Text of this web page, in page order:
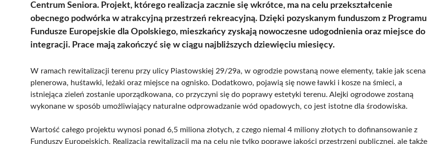
Centrum Seniora. Projekt, którego realizacja zacznie się wkrótce, ma na celu przekształcenie
obecnego podwórka w atrakcyjną przestrzeń rekreacyjną. Dzięki pozyskanym funduszom z Programu
Fundusze Europejskie dla Opolskiego, mieszkańcy zyskają nowoczesne udogodnienia oraz miejsce do
integracji. Prace mają zakończyć się w ciągu najbliższych dziewięciu miesięcy.
W ramach rewitalizacji terenu przy ulicy Piastowskiej 29/29a, w ogrodzie powstaną nowe elementy, takie jak scena
plenerowa, huśtawki, leżaki oraz miejsce na ognisko. Dodatkowo, pojawią się nowe ławki i kosze na śmieci, a
istniejąca zieleń zostanie uporządkowana, co przyczyni się do poprawy estetyki terenu. Alejki ogrodowe zostaną
wykonane w sposób umożliwiający naturalne odprowadzanie wód opadowych, co jest istotne dla środowiska.
Wartość całego projektu wynosi ponad 6,5 miliona złotych, z czego niemal 4 miliony złotych to dofinansowanie z
Funduszy Europejskich. Realizacja rewitalizacji ma na celu nie tylko poprawę jakości przestrzeni publicznej, ale także